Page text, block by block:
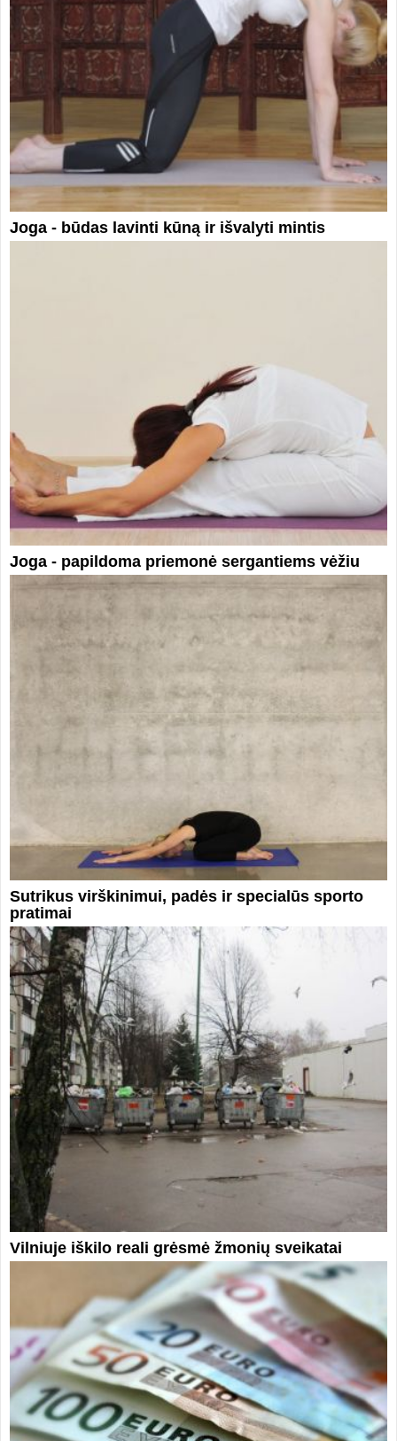
Joga - būdas lavinti kūną ir išvalyti mintis
Joga - papildoma priemonė sergantiems vėžiu
Sutrikus virškinimui, padės ir specialūs sporto
pratimai
Vilniuje iškilo reali grėsmė žmonių sveikatai